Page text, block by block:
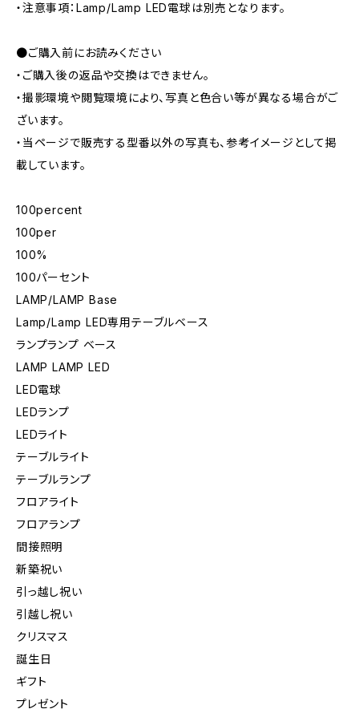
・注意事項：Lamp/Lamp LED電球は別売となります。
●ご購入前にお読みください
・ご購入後の返品や交換はできません。
・撮影環境や閲覧環境により、写真と色合い等が異なる場合がご
ざいます。
・当ページで販売する型番以外の写真も、参考イメージとして掲
載しています。
100percent
100per
100%
100パーセント
LAMP/LAMP Base
Lamp/Lamp LED専用テーブルベース
ランプランプ ベース
LAMP LAMP LED
LED電球
LEDランプ
LEDライト
テーブルライト
テーブルランプ
フロアライト
フロアランプ
間接照明
新築祝い
引っ越し祝い
引越し祝い
クリスマス
誕生日
ギフト
プレゼント